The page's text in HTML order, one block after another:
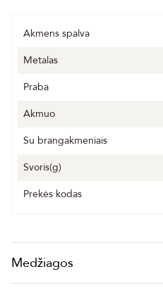
Akmens spalva
Metalas
Praba
Akmuo
Su brangakmeniais
Svoris(g)
Prekės kodas
Medžiagos